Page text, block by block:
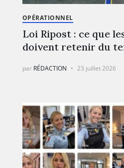
OPÉRATIONNEL
Loi Ripost : ce que
doivent retenir du
par RÉDACTION 23 juillet 2026